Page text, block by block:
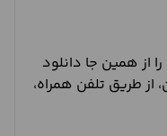
از همین جا دانلود
از طریق تلفن همراه،